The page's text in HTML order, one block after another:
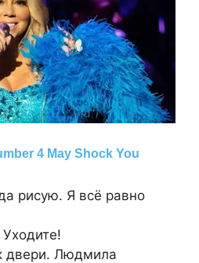
рисую. Я всё равно
двери. Людмила